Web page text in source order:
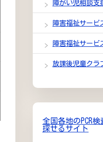
障がい児相談支
障害福祉サービ
障害福祉サービ
放課後児童クラ
全国各地のPCR
探せるサイト